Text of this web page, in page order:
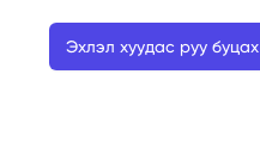
Эхлэл хуудас руу буцах